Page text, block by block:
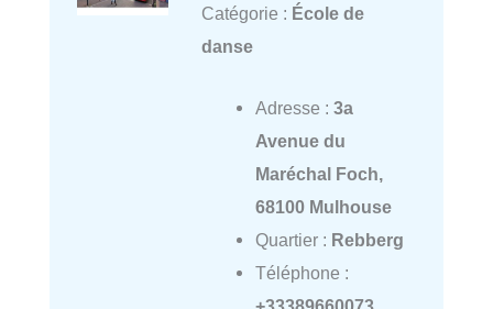
Catégorie : École de
danse
Adresse : 3a
Avenue du
Maréchal Foch,
68100 Mulhouse
Quartier : Rebberg
Téléphone :